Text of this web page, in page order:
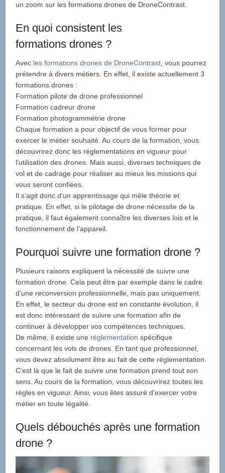
un zoom sur les formations drones de DroneContrast.
En quoi consistent les
formations drones ?
Avec les formations drones de DroneContrast , vous pourrez
prétendre à divers métiers. En effet, il existe actuellement 3
formations drones :
Formation pilote de drone professionnel
Formation cadreur drone
Formation photogrammétrie drone
Chaque formation a pour objectif de vous former pour
exercer le métier souhaité. Au cours de la formation, vous
découvrirez donc les réglementations en vigueur pour
l’utilisation des drones. Mais aussi, diverses techniques de
vol et de cadrage pour réaliser au mieux les missions qui
vous seront confiées.
Il s’agit donc d’un apprentissage qui mêle théorie et
pratique. En effet, si le pilotage de drone nécessite de la
pratique, il faut également connaître les diverses lois et le
fonctionnement de l’appareil.
Pourquoi suivre une formation drone ?
Plusieurs raisons expliquent la nécessité de suivre une
formation drone. Cela peut être par exemple dans le cadre
d’une reconversion professionnelle, mais pas uniquement.
En effet, le secteur du drone est en constante évolution, il
est donc intéressant de suivre une formation afin de
continuer à développer vos compétences techniques.
De même, il existe une réglementation spécifique
concernant les vols de drones. En tant que professionnel,
vous devez absolument être au fait de cette réglementation.
C’est là que le fait de suivre une formation prend tout son
sens. Au cours de la formation, vous découvrirez toutes les
règles en vigueur. Ainsi, vous êtes assuré d’exercer votre
métier en toute légalité.
Quels débouchés après une formation
drone ?